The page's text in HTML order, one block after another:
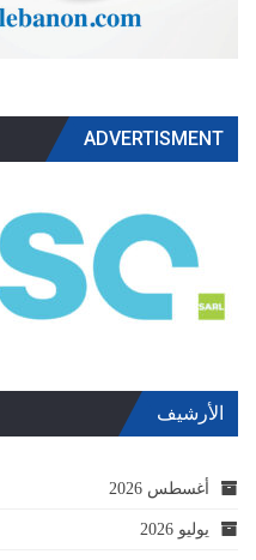
ADVERTISMENT
الأرشيف
أغسطس 2026
يوليو 2026